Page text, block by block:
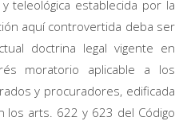
teleológica establecida por la
aquí controvertida deba ser
doctrina legal vigente en
moratorio aplicable a los
y procuradores, edificada
los arts. 622 y 623 del Código